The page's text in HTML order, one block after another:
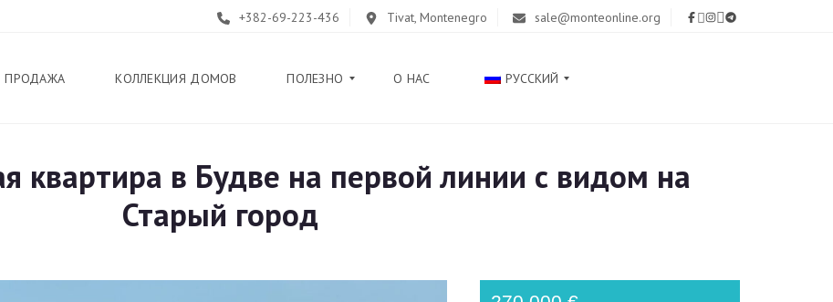
+382-69-223-436 Tivat, Montenegro sale@monteonline.org
ПРОДАЖА КОЛЛЕКЦИЯ ДОМОВ ПОЛЕЗНО
Б
О
Г
У
О НАС РУССКИЙ
квартира в Будве на первой линии с видом на
Старый город